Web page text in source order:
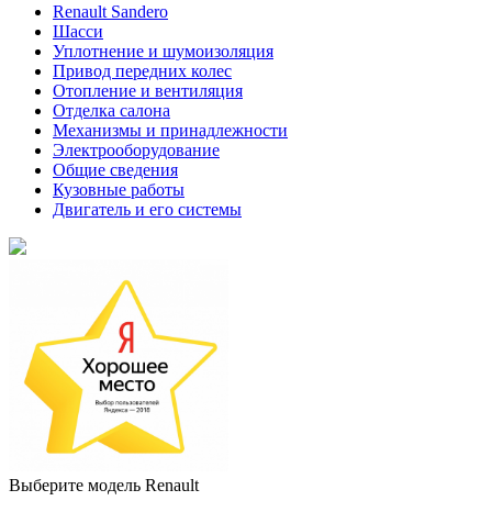
Renault Sandero
Шасси
Уплотнение и шумоизоляция
Привод передних колес
Отопление и вентиляция
Отделка салона
Механизмы и принадлежности
Электрооборудование
Общие сведения
Кузовные работы
Двигатель и его системы
Выберите модель Renault